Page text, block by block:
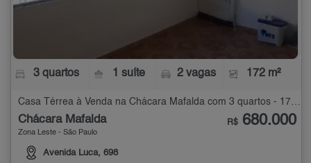
3 quartos 1 suíte 2 vagas 172 m²
Casa Térrea à Venda na Chácara Mafalda com 3 quartos - 172 m²
Chácara Mafalda
Zona Leste - São Paulo
Avenida Luca, 698
R$ 680.000